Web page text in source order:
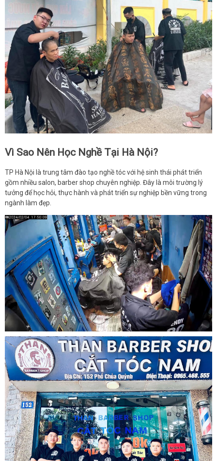
Vì Sao Nên Học Nghề Tại Hà Nội?
TP Hà Nội là trung tâm đào tạo nghề tóc với hệ sinh thái phát triển
gồm nhiều salon, barber shop chuyên nghiệp. Đây là môi trường lý
tưởng để học hỏi, thực hành và phát triển sự nghiệp bền vững trong
ngành làm đẹp.